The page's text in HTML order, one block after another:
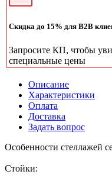
Скидка до 15% для B2B
Запросите КП, чтобы
специальные цены
Описание
Характеристики
Оплата
Доставка
Задать вопрос
Особенности стеллажей
Стойки: